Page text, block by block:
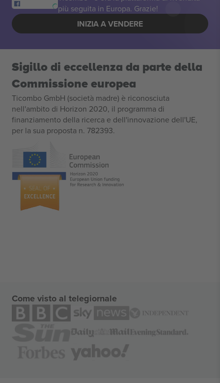
più seguita in Europa. Grazie!
INIZIA A VENDERE
Sigillo di eccellenza da parte della
Commissione europea
Ticombo GmbH (società madre) è riconosciuta
nell'ambito di Horizon 2020, il programma di
finanziamento della ricerca e dell'innovazione dell'UE,
per la sua proposta n. 782393.
Come visto al telegiornale